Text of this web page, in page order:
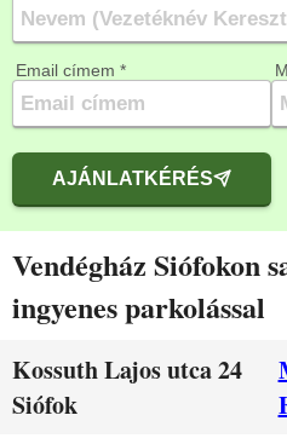
Email címem *
AJÁNLATKÉRÉS
Vendégház Siófokon
ingyenes parkolással
Kossuth Lajos utca 24
Siófok